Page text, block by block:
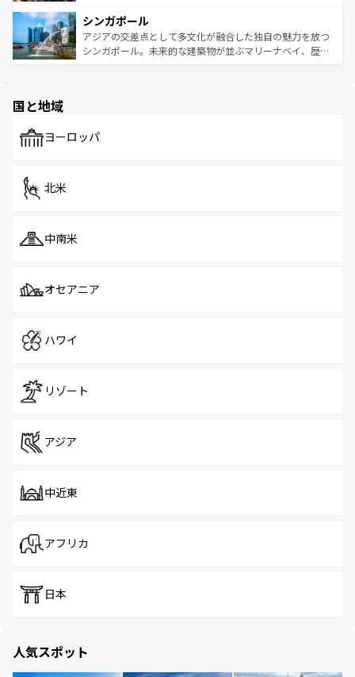
参照してほしい。
激する。気候は一年中温暖で、どの季節にも異なる楽しみ
が待っている。親しみやすいタイの人々、仏教を中心とし
た文化、そして多様な観光資源が、訪れる旅人を魅了し続
み、どこを訪れても感動するはず。観光スポットが密集し
ており、効率よく見どころを回れるのも魅力。息をのむよ
うな絶景から文化的な体験まで、香港を存分に楽しみ尽く
シンガポール
アジアの交差点として多文化が融合した独自の魅力を放つ
シンガポール。未来的な建築物が並ぶマリーナベイ、歴史
で、ホーカーズは地元の風情を楽しめる外せないスポット
国と地域
ヨーロッパ
北米
中南米
オセアニア
ハワイ
リゾート
アジア
中近東
アフリカ
日本
人気スポット